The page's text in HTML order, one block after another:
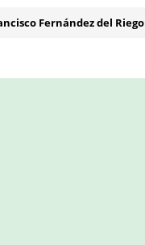
Fernández del Riego